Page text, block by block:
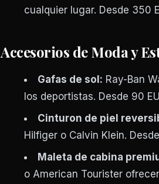
cualquier lugar. Desde 350
Accesorios de Moda y
Gafas de sol: Ray-Ban
los deportistas. Desde 90
Cinturon de piel
Hilfiger o Calvin Klein.
Maleta de cabina
o American Tourister